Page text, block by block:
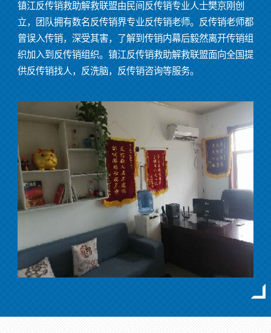
镇江反传销救助解救联盟由民间反传销专业人士樊京刚创
立，团队拥有数名反传销界专业反传销老师。反传销老师都
曾误入传销，深受其害，了解到传销内幕后毅然离开传销组
织加入到反传销组织。镇江反传销救助解救联盟面向全国提
供反传销找人，反洗脑，反传销咨询等服务。